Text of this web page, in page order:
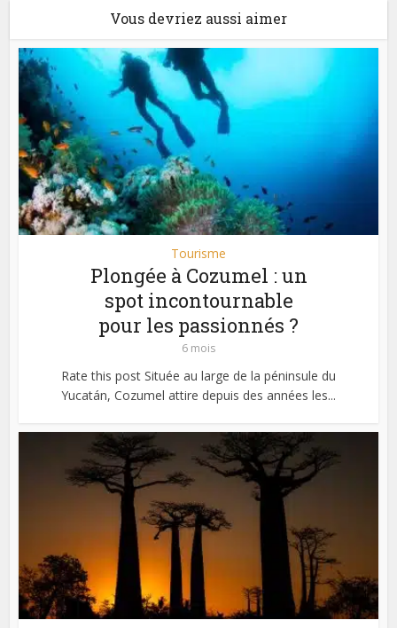
Vous devriez aussi aimer
Tourisme
Plongée à Cozumel : un
spot incontournable
pour les passionnés ?
6 mois
Rate this post Située au large de la péninsule du
Yucatán, Cozumel attire depuis des années les...